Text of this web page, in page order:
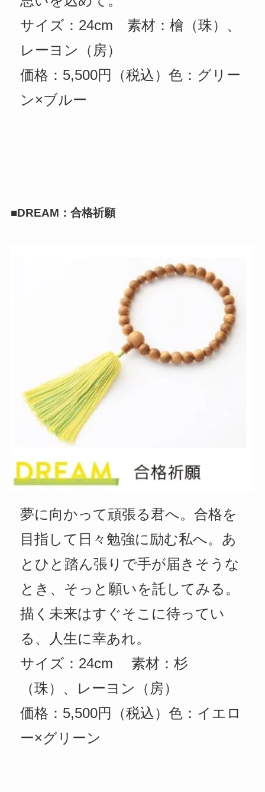
サイズ：24cm 素材：檜（珠）、
レーヨン（房）
価格：5,500円（税込）色：グリー
ン×ブルー
■DREAM：合格祈願
夢に向かって頑張る君へ。合格を
目指して日々勉強に励む私へ。あ
とひと踏ん張りで手が届きそうな
とき、そっと願いを託してみる。
描く未来はすぐそこに待ってい
る、人生に幸あれ。
サイズ：24cm 素材：杉
（珠）、レーヨン（房）
価格：5,500円（税込）色：イエロ
ー×グリーン